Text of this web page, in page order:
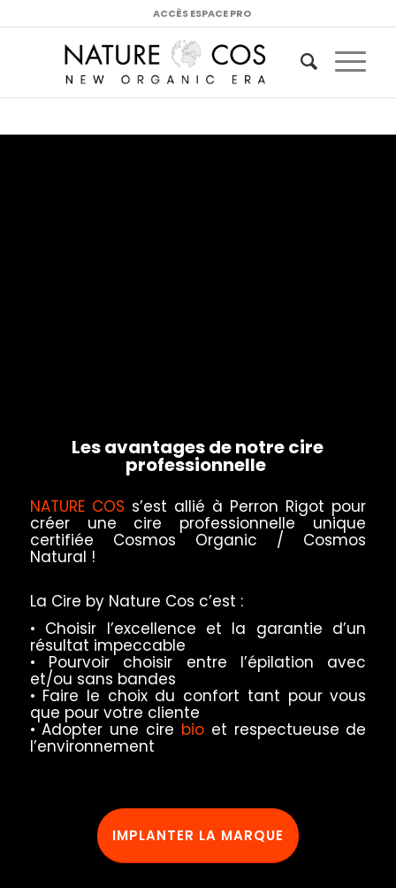
ACCÈS ESPACE PRO
Les avantages de notre cire
professionnelle
NATURE COS s’est allié à Perron Rigot pour
créer une cire professionnelle unique
certifiée Cosmos Organic / Cosmos
Natural !
La Cire by Nature Cos c’est :
• Choisir l’excellence et la garantie d’un
résultat impeccable
• Pourvoir choisir entre l’épilation avec
et/ou sans bandes
• Faire le choix du confort tant pour vous
que pour votre cliente
• Adopter une cire bioet respectueuse de
l’environnement
IMPLANTER LA MARQUE